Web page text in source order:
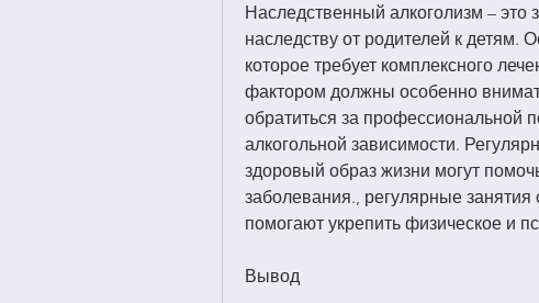
Наследственный алкоголизм – это
наследству от родителей к
которое требует комплексного
фактором должны особенно
обратиться за
алкогольной зависимости.
здоровый образ жизни могут
заболевания., регулярные
помогают укрепить физическое и
Вывод